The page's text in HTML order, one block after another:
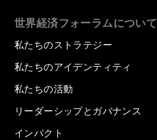
世界経済フォーラムについて
私たちのストラテジー
私たちのアイデンティティ
私たちの活動
リーダーシップとガバナンス
インパクト